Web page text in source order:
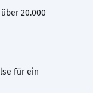
20.000
für ein